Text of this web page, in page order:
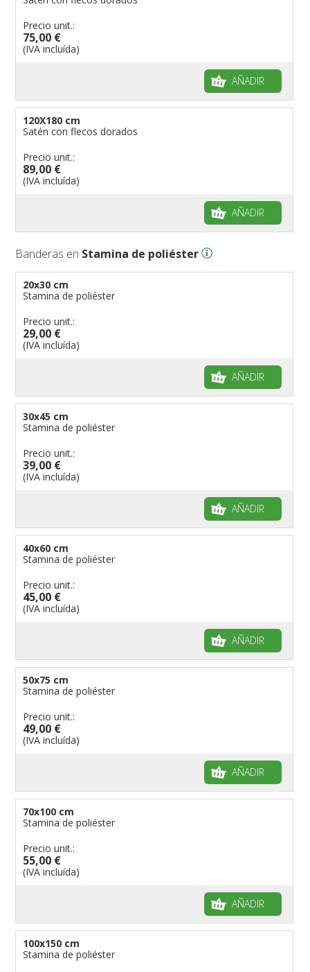
Precio unit.:
75,00 €
(IVA incluída)
AÑADIR
120X180 cm
Satén con flecos dorados
Precio unit.:
89,00 €
(IVA incluída)
AÑADIR
Banderas en Stamina de poliéster
20x30 cm
Stamina de poliéster
Precio unit.:
29,00 €
(IVA incluída)
AÑADIR
30x45 cm
Stamina de poliéster
Precio unit.:
39,00 €
(IVA incluída)
AÑADIR
40x60 cm
Stamina de poliéster
Precio unit.:
45,00 €
(IVA incluída)
AÑADIR
50x75 cm
Stamina de poliéster
Precio unit.:
49,00 €
(IVA incluída)
AÑADIR
70x100 cm
Stamina de poliéster
Precio unit.:
55,00 €
(IVA incluída)
AÑADIR
100x150 cm
Stamina de poliéster